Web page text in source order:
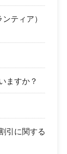
ティア）
ますか？
引に関する